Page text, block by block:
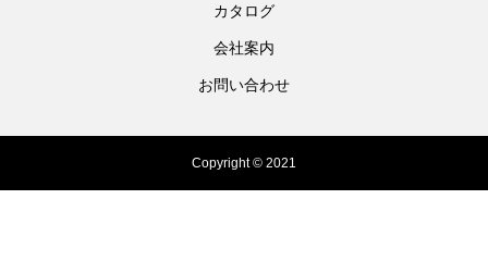
カタログ
会社案内
お問い合わせ
Copyright © 2021